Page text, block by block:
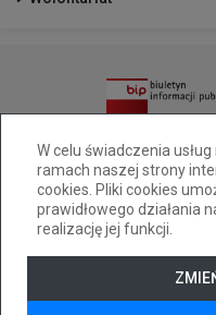
W celu świadczenia
ramach naszej strony
cookies. Pliki cookies
prawidłowego działania
realizację jej funkcji.
(33 )81
sp25@cuw.bielsko-
Tryb